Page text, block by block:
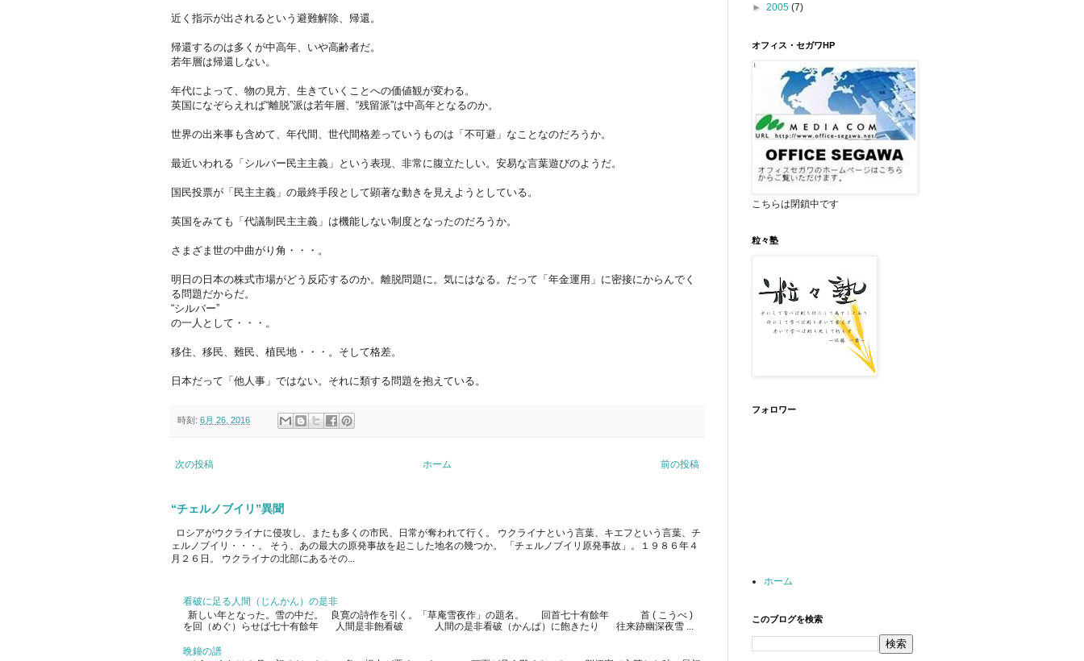
近く指示が出されるという避難解除、帰還。
帰還するのは多くが中高年、いや高齢者だ。
若年層は帰還しない。
年代によって、物の見方、生きていくことへの価値観が変わる。
英国になぞらえれば“離脱”派は若年層、“残留派”は中高年となるのか。
世界の出来事も含めて、年代間、世代間格差っていうものは「不可避」なことなのだろうか。
最近いわれる「シルバー民主主義」という表現、非常に腹立たしい。安易な言葉遊びのようだ。
国民投票が「民主主義」の最終手段として顕著な動きを見えようとしている。
英国をみても「代議制民主主義」は機能しない制度となったのだろうか。
さまざま世の中曲がり角・・・。
明日の日本の株式市場がどう反応するのか。離脱問題に。気にはなる。だって「年金運用」に密接にからんでく
る問題だからだ。
“シルバー”
の一人として・・・。
移住、移民、難民、植民地・・・。そして格差。
日本だって「他人事」ではない。それに類する問題を抱えている。
時刻: 6月 26, 2016
次の投稿 前の投稿
ホーム
“チェルノブイリ”異聞
ロシアがウクライナに侵攻し、またも多くの市民、日常が奪われて行く。 ウクライナという言葉、キエフという言葉、チ
ェルノブイリ・・・。 そう、あの最大の原発事故を起こした地名の幾つか。 「チェルノブイリ原発事故」。１９８６年４
月２６日。 ウクライナの北部にあるその...
看破に足る人間（じんかん）の是非
新しい年となった。雪の中だ。 良寛の詩作を引く。「草庵雪夜作」の題名。 回首七十有餘年 首 ( こうべ )
を回（めぐ）らせば七十有餘年 人間是非飽看破 人間の是非看破（かんぱ）に飽きたり 往来跡幽深夜雪 ...
晩鐘の譜
► 2005 (7)
オフィス・セガワHP
こちらは閉鎖中です
粒々塾
フォロワー
ホーム
このブログを検索